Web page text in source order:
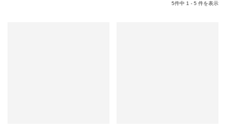
5件中 1 - 5 件を表示